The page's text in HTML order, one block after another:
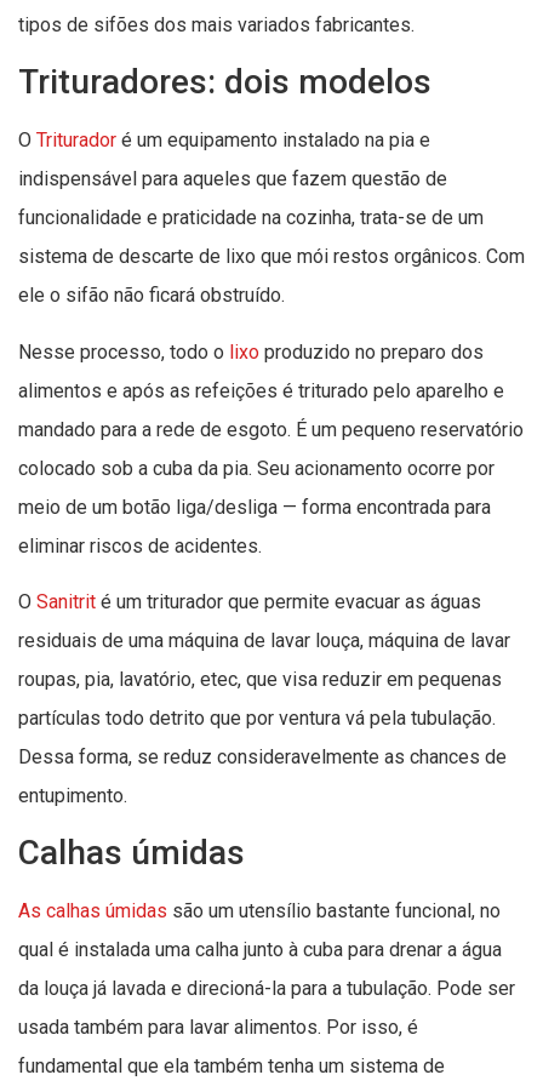
tipos de sifões dos mais variados fabricantes.
Trituradores: dois modelos
O Triturador é um equipamento instalado na pia e
indispensável para aqueles que fazem questão de
funcionalidade e praticidade na cozinha, trata-se de um
sistema de descarte de lixo que mói restos orgânicos. Com
ele o sifão não ficará obstruído.
Nesse processo, todo o lixo produzido no preparo dos
alimentos e após as refeições é triturado pelo aparelho e
mandado para a rede de esgoto. É um pequeno reservatório
colocado sob a cuba da pia. Seu acionamento ocorre por
meio de um botão liga/desliga — forma encontrada para
eliminar riscos de acidentes.
O Sanitrit é um triturador que permite evacuar as águas
residuais de uma máquina de lavar louça, máquina de lavar
roupas, pia, lavatório, etec, que visa reduzir em pequenas
partículas todo detrito que por ventura vá pela tubulação.
Dessa forma, se reduz consideravelmente as chances de
entupimento.
Calhas úmidas
As calhas úmidas são um utensílio bastante funcional, no
qual é instalada uma calha junto à cuba para drenar a água
da louça já lavada e direcioná-la para a tubulação. Pode ser
usada também para lavar alimentos. Por isso, é
fundamental que ela também tenha um sistema de